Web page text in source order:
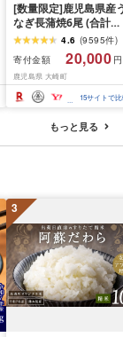
[数量限定]鹿児島県産
なぎ長蒲焼6尾 (合計
600g以上)4.6 (9595件)
寄付金額
20,000
鹿児島県 大崎町
15サイトで
もっと見る
3